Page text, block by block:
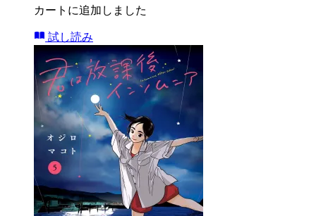
カートに追加しました
試し読み